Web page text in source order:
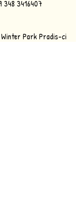
348 3416407
Park Pradis-ci